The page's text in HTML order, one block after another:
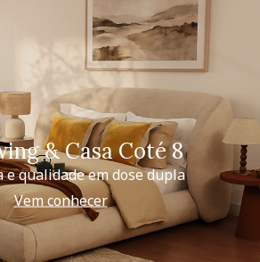
& Casa Coté 8
e qualidade em dose dupla
Vem conhecer